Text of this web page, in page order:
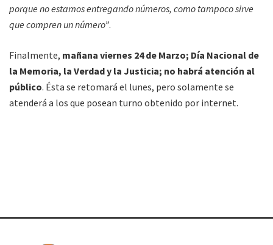
porque no estamos entregando números, como tampoco sirve
que compren un número”.
Finalmente, mañana viernes 24 de Marzo; Día Nacional de
la Memoria, la Verdad y la Justicia; no habrá atención al
público. Ésta se retomará el lunes, pero solamente se
atenderá a los que posean turno obtenido por internet.